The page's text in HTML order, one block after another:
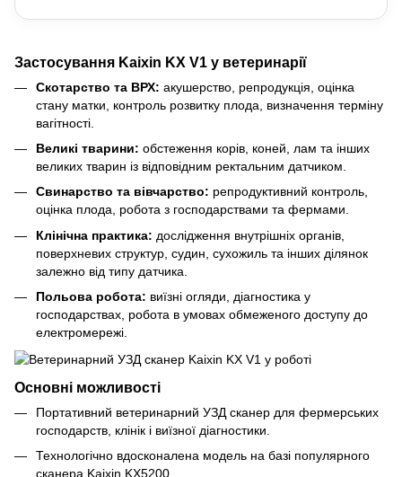
Застосування Kaixin KX V1 у ветеринарії
Скотарство та ВРХ: акушерство, репродукція, оцінка
стану матки, контроль розвитку плода, визначення терміну
вагітності.
Великі тварини: обстеження корів, коней, лам та інших
великих тварин із відповідним ректальним датчиком.
Свинарство та вівчарство: репродуктивний контроль,
оцінка плода, робота з господарствами та фермами.
Клінічна практика: дослідження внутрішніх органів,
поверхневих структур, судин, сухожиль та інших ділянок
залежно від типу датчика.
Польова робота: виїзні огляди, діагностика у
господарствах, робота в умовах обмеженого доступу до
електромережі.
Основні можливості
Портативний ветеринарний УЗД сканер для фермерських
господарств, клінік і виїзної діагностики.
Технологічно вдосконалена модель на базі популярного
сканера Kaixin KX5200.